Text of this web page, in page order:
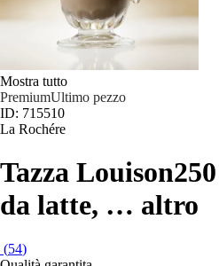
Mostra tutto
PremiumUltimo pezzo
ID: 715510
La Rochére
Tazza Louison
da latte, … altro
(54)